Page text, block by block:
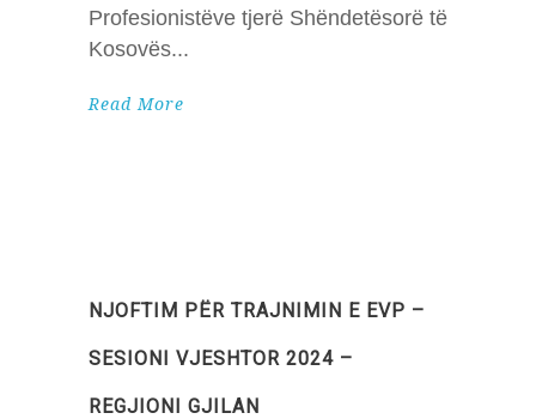
Profesionistëve tjerë Shëndetësorë të
Kosovës
Read More
NJOFTIM PËR TRAJNIMIN E EVP –
SESIONI VJESHTOR 2024 –
REGJIONI GJILAN